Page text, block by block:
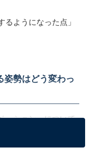
ようになった点」
姿勢はどう変わっ
ーション」について
た人は全体の
42.9％。20代の約6